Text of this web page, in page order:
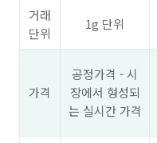
거래
단위
1g 단위
가격
공정가격 - 시
장에서 형성되
는 실시간 가격